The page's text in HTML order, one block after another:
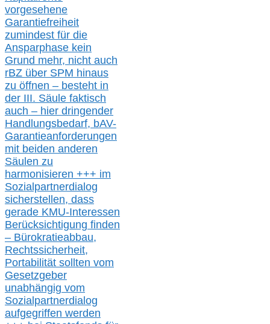
vorgesehene
Garantiefreiheit
zumindest für die
Ansparphase kein
Grund mehr, nicht auch
rBZ über SPM hinaus
zu öffnen – besteht in
der III. Säule faktisch
auch – hier dringender
Handlungsbedarf, bAV-
Garantieanforderungen
mit beiden anderen
Säulen zu
harmonisieren +++ im
Sozialpartnerdialog
sicherstellen, dass
gerade KMU-Interessen
Berücksichtigung finden
– Bürokratieabbau,
Rechtssicherheit,
Portabilität sollten vom
Gesetzgeber
unabhängig vom
Sozialpartnerdialog
aufgegriffen werden